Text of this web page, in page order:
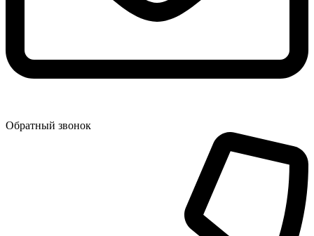
Обратный звонок